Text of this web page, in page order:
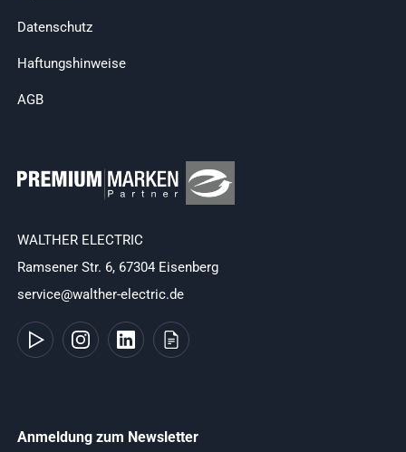
Datenschutz
Haftungshinweise
AGB
WALTHER ELECTRIC
Ramsener Str. 6, 67304 Eisenberg
service@walther-electric.de
Anmeldung zum Newsletter